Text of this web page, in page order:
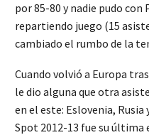
por 85-80 y nadie pudo
repartiendo juego (15
cambiado el rumbo de la
Cuando volvió a Europa
le dio alguna que otra
en el este: Eslovenia,
Spot 2012-13 fue su última